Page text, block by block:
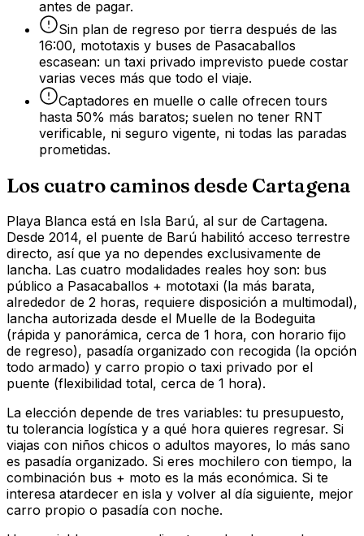
antes de pagar.
Sin plan de regreso por tierra después de las
16:00, mototaxis y buses de Pasacaballos
escasean: un taxi privado imprevisto puede costar
varias veces más que todo el viaje.
Captadores en muelle o calle ofrecen tours
hasta 50% más baratos; suelen no tener RNT
verificable, ni seguro vigente, ni todas las paradas
prometidas.
Los cuatro caminos desde Cartagena
Playa Blanca está en Isla Barú, al sur de Cartagena.
Desde 2014, el puente de Barú habilitó acceso terrestre
directo, así que ya no dependes exclusivamente de
lancha. Las cuatro modalidades reales hoy son: bus
público a Pasacaballos + mototaxi (la más barata,
alrededor de 2 horas, requiere disposición a multimodal),
lancha autorizada desde el Muelle de la Bodeguita
(rápida y panorámica, cerca de 1 hora, con horario fijo
de regreso), pasadía organizado con recogida (la opción
todo armado) y carro propio o taxi privado por el
puente (flexibilidad total, cerca de 1 hora).
La elección depende de tres variables: tu presupuesto,
tu tolerancia logística y a qué hora quieres regresar. Si
viajas con niños chicos o adultos mayores, lo más sano
es pasadía organizado. Si eres mochilero con tiempo, la
combinación bus + moto es la más económica. Si te
interesa atardecer en isla y volver al día siguiente, mejor
carro propio o pasadía con noche.